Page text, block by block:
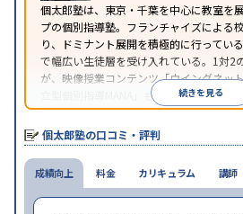
個太郎塾は、東京・千葉を中心に教室を
プの個別指導塾。フランチャイズによる
り、ドミナント展開を積極的に行ってい
で幅広い生徒層を受け入れている。1対2
が、映像授業コンテンツ「ウイングネッ
立型個別指導MANA」も選択できる。
続きを見る
個太郎塾の口コミ・評判
成績向上 料金 カリキュラム 講師